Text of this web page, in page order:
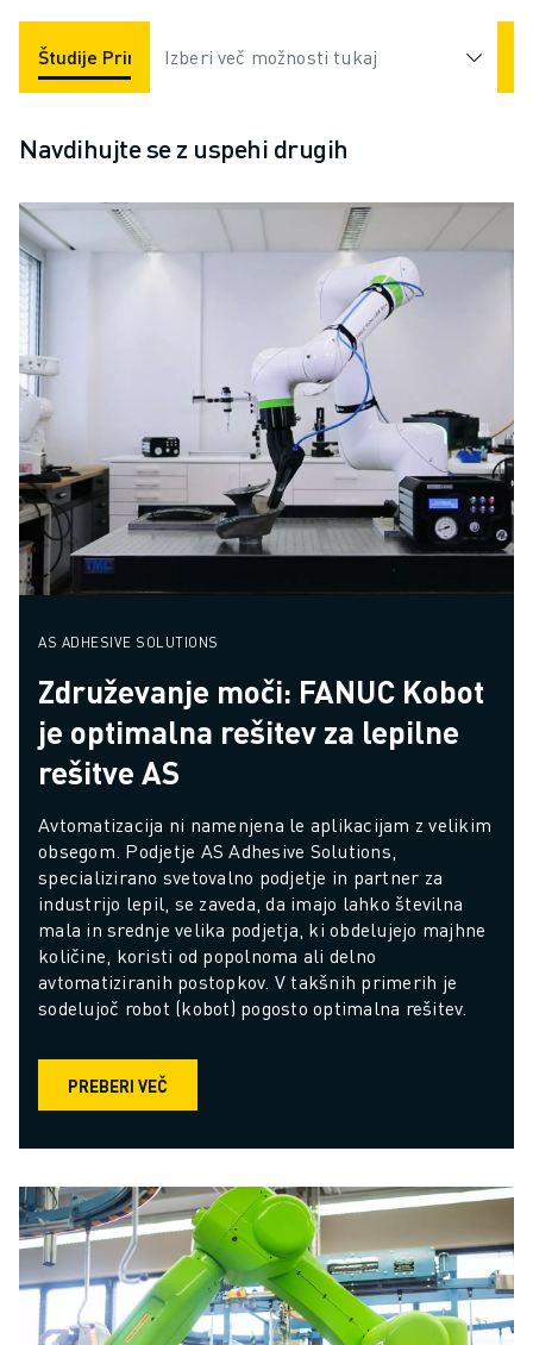
Študije Primerov Aplikacije Industrije
Izberi več možnosti tukaj
Navdihujte se z uspehi drugih
AS ADHESIVE SOLUTIONS
Združevanje moči: FANUC Kobot
je optimalna rešitev za lepilne
rešitve AS
Avtomatizacija ni namenjena le aplikacijam z velikim
obsegom. Podjetje AS Adhesive Solutions,
specializirano svetovalno podjetje in partner za
industrijo lepil, se zaveda, da imajo lahko številna
mala in srednje velika podjetja, ki obdelujejo majhne
količine, koristi od popolnoma ali delno
avtomatiziranih postopkov. V takšnih primerih je
sodelujoč robot (kobot) pogosto optimalna rešitev.
PREBERI VEČ